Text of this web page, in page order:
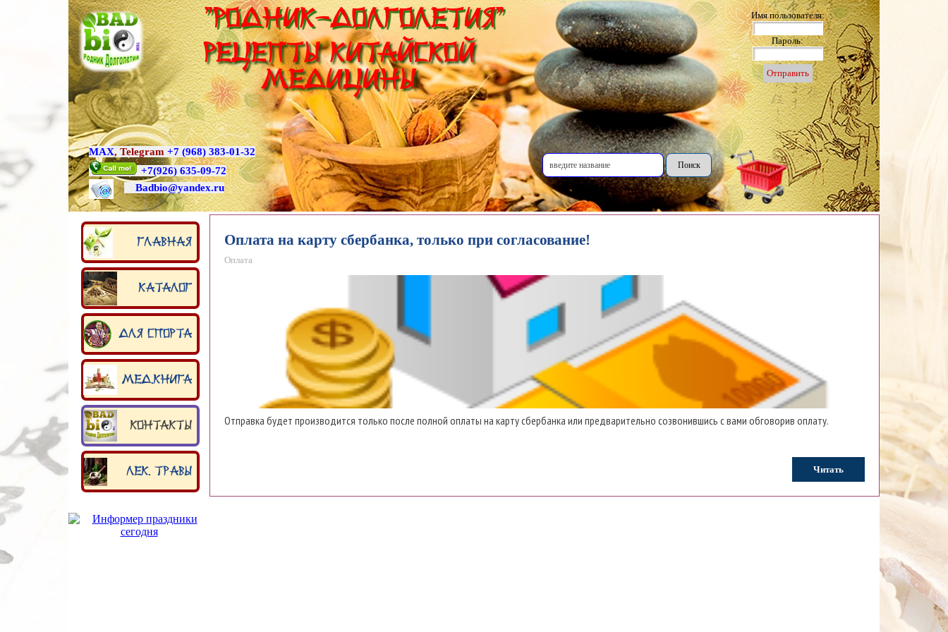
Рецепты Китайской
медицины
"Родник-Долголетия"
Поиск
MAX, Telegram +7 (968) 383-01-32
+7(926) 635-09-72
Badbio@yandex.ru
Имя пользователя:
Пароль:
Главная
Каталог
Для спорта
Мед.книга
Контакты
Лек. травы
Оплата на карту сбербанка, только при согласование!
Оплата
Отправка будет производится только после полной оплаты на карту сбербанка или предварительно созвонившись с вами обговорив оплату.
Читать